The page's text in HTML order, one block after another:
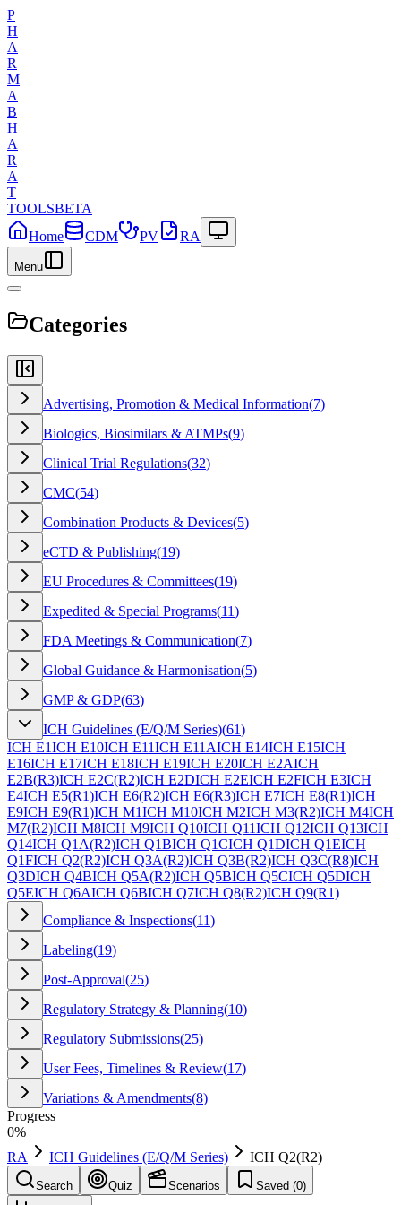
P
H
A
R
M
A
B
H
A
R
A
T
TOOLSBETA
Home
CDM PV RA
Menu
Categories
Advertising, Promotion & Medical Information(7)
Biologics, Biosimilars & ATMPs(9)
Clinical Trial Regulations(32)
CMC(54)
Combination Products & Devices(5)
eCTD & Publishing(19)
EU Procedures & Committees(19)
Expedited & Special Programs(11)
FDA Meetings & Communication(7)
Global Guidance & Harmonisation(5)
GMP & GDP(63)
ICH Guidelines (E/Q/M Series)(61)
ICH E1ICH E10ICH E11ICH E11AICH E14ICH E15ICH
E16ICH E17ICH E18ICH E19ICH E20ICH E2AICH
E2B(R3)ICH E2C(R2)ICH E2DICH E2EICH E2FICH E3ICH
E4ICH E5(R1)ICH E6(R2)ICH E6(R3)ICH E7ICH E8(R1)ICH
E9ICH E9(R1)ICH M1ICH M10ICH M2ICH M3(R2)ICH M4ICH
M7(R2)ICH M8ICH M9ICH Q10ICH Q11ICH Q12ICH Q13ICH
Q14ICH Q1A(R2)ICH Q1BICH Q1CICH Q1DICH Q1EICH
Q1FICH Q2(R2)ICH Q3A(R2)ICH Q3B(R2)ICH Q3C(R8)ICH
Q3DICH Q4BICH Q5A(R2)ICH Q5BICH Q5CICH Q5DICH
Q5EICH Q6AICH Q6BICH Q7ICH Q8(R2)ICH Q9(R1)
Compliance & Inspections(11)
Labeling(19)
Post-Approval(25)
Regulatory Strategy & Planning(10)
Regulatory Submissions(25)
User Fees, Timelines & Review(17)
Variations & Amendments(8)
Progress
0%
RA
ICH Guidelines (E/Q/M Series) ICH Q2(R2)
Search Quiz Scenarios Saved (0)